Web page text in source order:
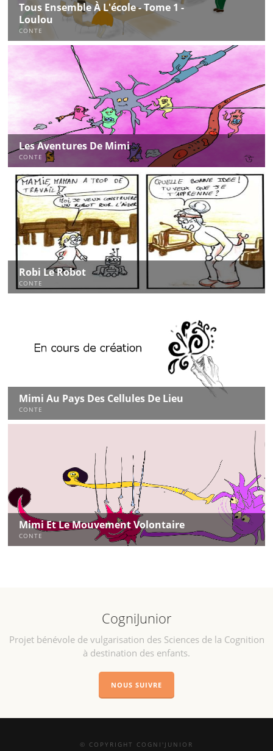
Tous Ensemble À L'école - Tome 1 -
Loulou
CONTE
Les Aventures De Mimi
CONTE
Robi Le Robot
CONTE
Mimi Au Pays Des Cellules De Lieu
CONTE
Mimi Et Le Mouvement Volontaire
CONTE
CogniJunior
Projet bénévole de vulgarisation des Sciences de la Cognition
à destination des enfants.
NOUS SUIVRE
© COPYRIGHT COGNI'JUNIOR